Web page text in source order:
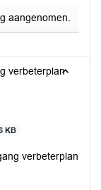
aangenomen.
verbeterplan
KB
verbeterplan